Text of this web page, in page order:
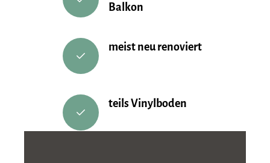
Balkon
meist neu renoviert
teils Vinylboden